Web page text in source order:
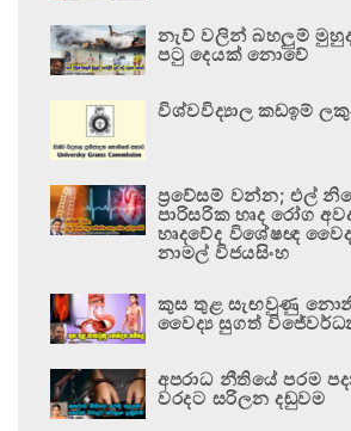
නැව් වලින් බහලුම්
පටු දෙයක් නොවේ
විශ්වවිද්‍යාල කඩඉම්
ප්‍රවේසම් වන්න; එල්
පාරිසරික හෘද රෝග
හෘදවේද විශේෂඥ
නාමල් විජයසිංහ
කුස තුළ සැඟවුණු
වෛද්‍ය සුගත්
අපරාධ නීතියේ පරම
වරදට සරිලන දඬුවම